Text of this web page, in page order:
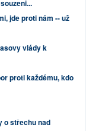
jde proti nám -- už
vlády k
proti každému, kdo
o střechu nad